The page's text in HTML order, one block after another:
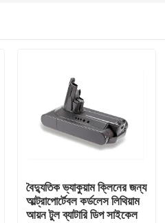
বৈদ্যুতিক ভ্যাকুয়াম ক্লিনের জন্য
আল্ট্রাপোর্টেবল কর্ডলেস লিথিয়াম
আয়ন টুল ব্যাটারি ডিপ সাইকেল